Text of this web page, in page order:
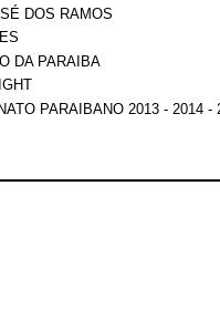
DOS RAMOS
DA PARAIBA
PARAIBANO 2013 - 2014 -